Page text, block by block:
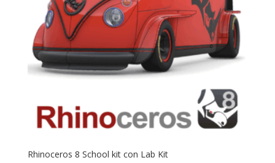
Rhinoceros 8 School kit con Lab Kit